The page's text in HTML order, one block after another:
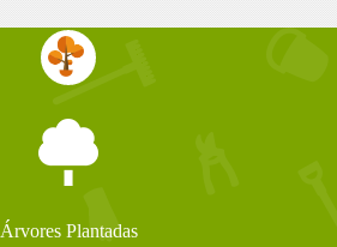
Árvores Plantadas